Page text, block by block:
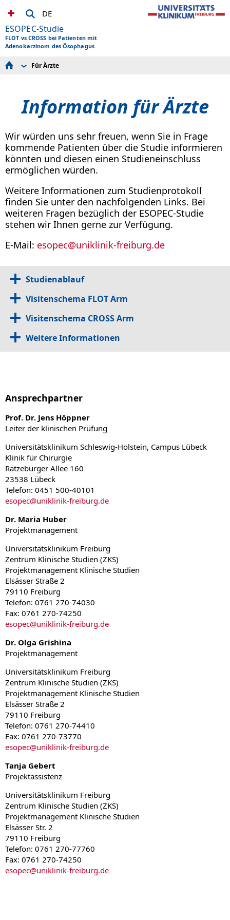
DE
ESOPEC-Studie
FLOT vs CROSS bei Patienten mit
Adenokarzinom des Ösophagus
Teilnehmende Zentren
Studiendokumente
Ansprechpartner
Für Ärzte
Information für Ärzte
Wir würden uns sehr freuen, wenn Sie in Frage
kommende Patienten über die Studie informieren
könnten und diesen einen Studieneinschluss
ermöglichen würden.
Weitere Informationen zum Studienprotokoll
finden Sie unter den nachfolgenden Links. Bei
weiteren Fragen bezüglich der ESOPEC-Studie
stehen wir Ihnen gerne zur Verfügung.
E-Mail: esopec@uniklinik-freiburg.de
Studienablauf
Visitenschema FLOT Arm
Visitenschema CROSS Arm
Weitere Informationen
Ansprechpartner
Prof. Dr. Jens Höppner
Leiter der klinischen Prüfung
Universitätsklinikum Schleswig-Holstein, Campus Lübeck
Klinik für Chirurgie
Ratzeburger Allee 160
23538 Lübeck
Telefon: 0451 500-40101
esopec@uniklinik-freiburg.de
Dr. Maria Huber
Projektmanagement
Universitätsklinikum Freiburg
Zentrum Klinische Studien (ZKS)
Projektmanagement Klinische Studien
Elsässer Straße 2
79110 Freiburg
Telefon: 0761 270-74030
Fax: 0761 270-74250
esopec@uniklinik-freiburg.de
Dr. Olga Grishina
Projektmanagement
Universitätsklinikum Freiburg
Zentrum Klinische Studien (ZKS)
Projektmanagement Klinische Studien
Elsässer Straße 2
79110 Freiburg
Telefon: 0761 270-74410
Fax: 0761 270-73770
esopec@uniklinik-freiburg.de
Tanja Gebert
Projektassistenz
Universitätsklinikum Freiburg
Zentrum Klinische Studien (ZKS)
Projektmanagement Klinische Studien
Elsässer Str. 2
79110 Freiburg
Telefon: 0761 270-77760
Fax: 0761 270-74250
esopec@uniklinik-freiburg.de